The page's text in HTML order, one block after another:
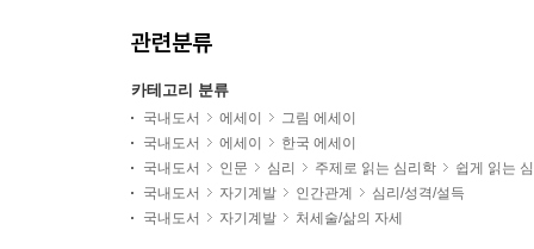
관련분류
카테고리 분류
국내도서 에세이
그림 에세이
국내도서
에세이
한국 에세이
국내도서
인문 심리 주제로 읽는 심리학
쉽게 읽는
국내도서
자기계발 인간관계
심리/성격/설득
국내도서
자기계발 처세술/삶의 자세